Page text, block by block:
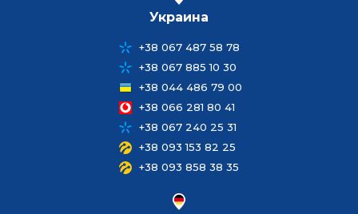
Украина
+38 067 487 58 78
+38 067 885 10 30
+38 044 486 79 00
+38 066 281 80 41
+38 067 240 25 31
+38 093 153 82 25
+38 093 858 38 35